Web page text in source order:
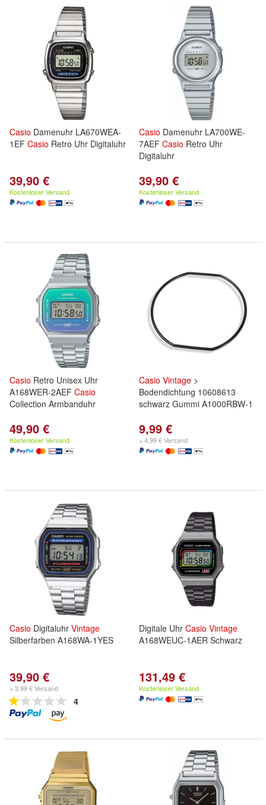
Casio Damenuhr LA670WEA-
1EF Casio Retro Uhr Digitaluhr
39,90 €
Kostenloser Versand
Casio Damenuhr LA700WE-
7AEF Casio Retro Uhr
Digitaluhr
39,90 €
Kostenloser Versand
Casio Retro Unisex Uhr
A168WER-2AEF Casio
Collection Armbanduhr
49,90 €
Kostenloser Versand
Casio Vintage >
Bodendichtung 10608613
schwarz Gummi A1000RBW-1
9,99 €
+ 4,99 € Versand
Casio Digitaluhr Vintage
Silberfarben A168WA-1YES
39,90 €
+ 3,99 € Versand
4
Digitale Uhr Casio Vintage
A168WEUC-1AER Schwarz
131,49 €
Kostenloser Versand